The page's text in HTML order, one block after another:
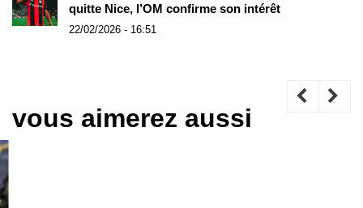
quitte Nice, l’OM confirme son intérêt
22/02/2026 - 16:51
vous aimerez aussi